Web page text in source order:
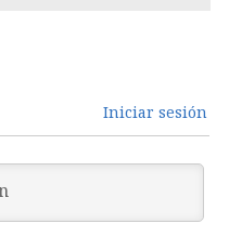
Iniciar sesión